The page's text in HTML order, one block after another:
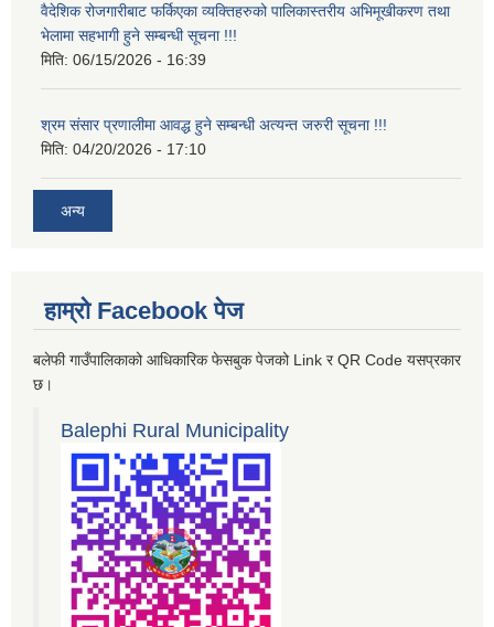
वैदेशिक रोजगारीबाट फर्किएका व्यक्तिहरुको पालिकास्तरीय अभिमूखीकरण तथा
भेलामा सहभागी हुने सम्बन्धी सूचना !!!
मिति: 06/15/2026 - 16:39
श्रम संसार प्रणालीमा आवद्ध हुने सम्बन्धी अत्यन्त जरुरी सूचना !!!
मिति: 04/20/2026 - 17:10
अन्य
हाम्रो Facebook पेज
बलेफी गाउँपालिकाको आधिकारिक फेसबुक पेजको Link र QR Code यसप्रकार
छ।
Balephi Rural Municipality